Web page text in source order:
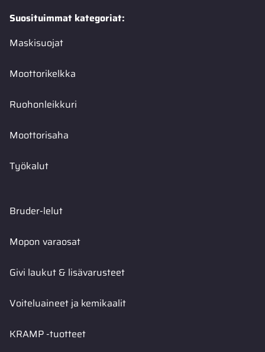
Suosituimmat kategoriat:
Maskisuojat
Moottorikelkka
Ruohonleikkuri
Moottorisaha
Työkalut
Bruder-lelut
Mopon varaosat
Givi laukut & lisävarusteet
Voiteluaineet ja kemikaalit
KRAMP -tuotteet